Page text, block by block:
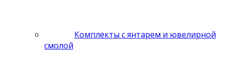
Комплекты с янтарем и ювелирной
смолой